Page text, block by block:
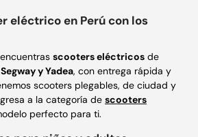
eléctrico en Perú con los
encuentras scooters eléctricos de
y Yadea, con entrega rápida y
scooters plegables, de ciudad y
a la categoría de scooters
perfecto para ti.